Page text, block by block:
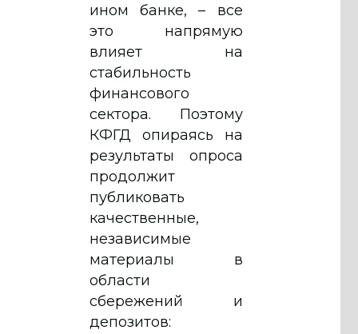
ином банке, – все
это напрямую
влияет на
стабильность
финансового
сектора. Поэтому
КФГД опираясь на
результаты опроса
продолжит
публиковать
качественные,
независимые
материалы в
области
сбережений и
депозитов: